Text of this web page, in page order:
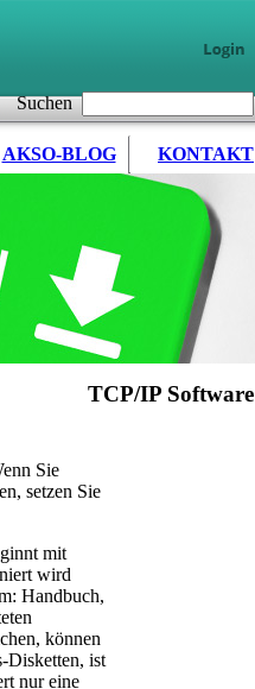
Suchen
AKSO-BLOG KONTAKT
TCP/IP Software
Sie
setzen Sie
mit
wird
Handbuch,
können
Disketten, ist
nur eine